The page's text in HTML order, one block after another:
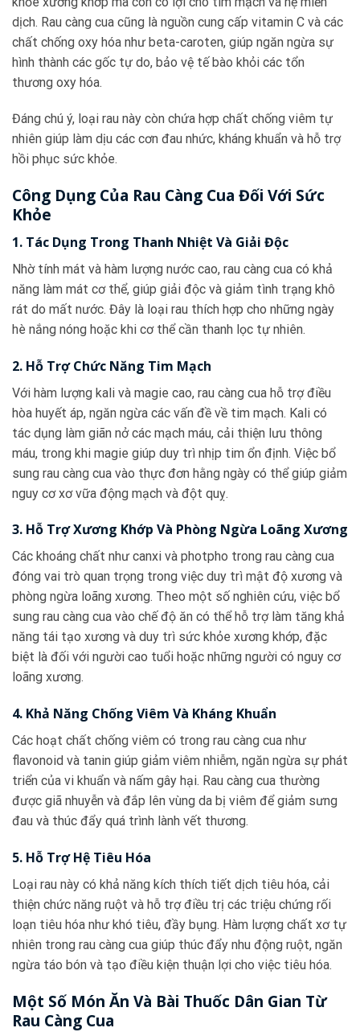
dịch. Rau càng cua cũng là nguồn cung cấp vitamin C và các
chất chống oxy hóa như beta-caroten, giúp ngăn ngừa sự
hình thành các gốc tự do, bảo vệ tế bào khỏi các tổn
thương oxy hóa.
Đáng chú ý, loại rau này còn chứa hợp chất chống viêm tự
nhiên giúp làm dịu các cơn đau nhức, kháng khuẩn và hỗ trợ
hồi phục sức khỏe.
Công Dụng Của Rau Càng Cua Đối Với Sức
Khỏe
1. Tác Dụng Trong Thanh Nhiệt Và Giải Độc
Nhờ tính mát và hàm lượng nước cao, rau càng cua có khả
năng làm mát cơ thể, giúp giải độc và giảm tình trạng khô
rát do mất nước. Đây là loại rau thích hợp cho những ngày
hè nắng nóng hoặc khi cơ thể cần thanh lọc tự nhiên.
2. Hỗ Trợ Chức Năng Tim Mạch
Với hàm lượng kali và magie cao, rau càng cua hỗ trợ điều
hòa huyết áp, ngăn ngừa các vấn đề về tim mạch. Kali có
tác dụng làm giãn nở các mạch máu, cải thiện lưu thông
máu, trong khi magie giúp duy trì nhịp tim ổn định. Việc bổ
sung rau càng cua vào thực đơn hằng ngày có thể giúp giảm
nguy cơ xơ vữa động mạch và đột quỵ.
3. Hỗ Trợ Xương Khớp Và Phòng Ngừa Loãng Xương
Các khoáng chất như canxi và photpho trong rau càng cua
đóng vai trò quan trọng trong việc duy trì mật độ xương và
phòng ngừa loãng xương. Theo một số nghiên cứu, việc bổ
sung rau càng cua vào chế độ ăn có thể hỗ trợ làm tăng khả
năng tái tạo xương và duy trì sức khỏe xương khớp, đặc
biệt là đối với người cao tuổi hoặc những người có nguy cơ
loãng xương.
4. Khả Năng Chống Viêm Và Kháng Khuẩn
Các hoạt chất chống viêm có trong rau càng cua như
flavonoid và tanin giúp giảm viêm nhiễm, ngăn ngừa sự phát
triển của vi khuẩn và nấm gây hại. Rau càng cua thường
được giã nhuyễn và đắp lên vùng da bị viêm để giảm sưng
đau và thúc đẩy quá trình lành vết thương.
5. Hỗ Trợ Hệ Tiêu Hóa
Loại rau này có khả năng kích thích tiết dịch tiêu hóa, cải
thiện chức năng ruột và hỗ trợ điều trị các triệu chứng rối
loạn tiêu hóa như khó tiêu, đầy bụng. Hàm lượng chất xơ tự
nhiên trong rau càng cua giúp thúc đẩy nhu động ruột, ngăn
ngừa táo bón và tạo điều kiện thuận lợi cho việc tiêu hóa.
Một Số Món Ăn Và Bài Thuốc Dân Gian Từ
Rau Càng Cua